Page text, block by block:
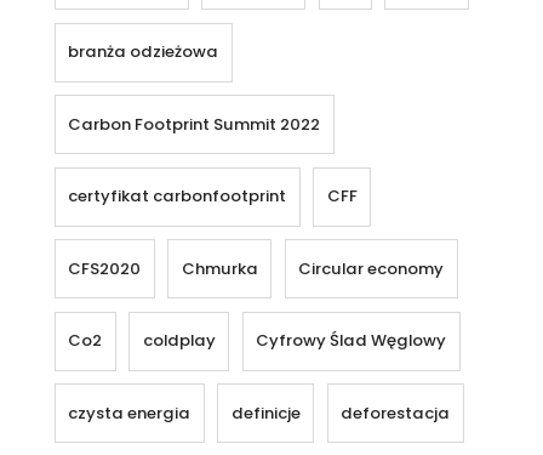
branża odzieżowa
Carbon Footprint Summit 2022
certyfikat carbonfootprint CFF
CFS2020 Chmurka Circular economy
Co2 coldplay Cyfrowy Ślad Węglowy
czysta energia definicje deforestacja